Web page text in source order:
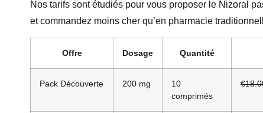
Nos tarifs sont étudiés pour vous proposer le Nizoral
et commandez moins cher qu’en pharmacie
Offre Dosage Quantité
Pack Découverte 200 mg
10
comprimés